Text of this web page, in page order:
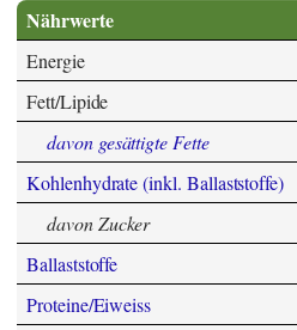
Nährwerte
Energie
Fett/Lipide
davon gesättigte Fette
Kohlenhydrate (inkl. Ballaststoffe)
davon Zucker
Ballaststoffe
Proteine/Eiweiss